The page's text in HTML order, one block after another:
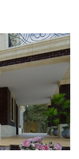
подряд...
зон